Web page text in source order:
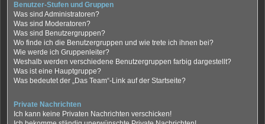
Benutzer-Stufen und Gruppen
Was sind Administratoren?
Was sind Moderatoren?
Was sind Benutzergruppen?
Wo finde ich die Benutzergruppen und wie trete ich ihnen bei?
Wie werde ich Gruppenleiter?
Weshalb werden verschiedene Benutzergruppen farbig dargestellt?
Was ist eine Hauptgruppe?
Was bedeutet der „Das Team“-Link auf der Startseite?
Private Nachrichten
Ich kann keine Privaten Nachrichten verschicken!